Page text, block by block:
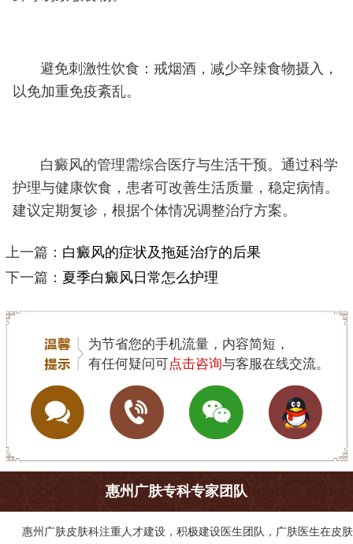
避免刺激性饮食：戒烟酒，减少辛辣食物摄入，
以免加重免疫紊乱。
白癜风的管理需综合医疗与生活干预。通过科学
护理与健康饮食，患者可改善生活质量，稳定病情。
建议定期复诊，根据个体情况调整治疗方案。
上一篇： 白癜风的症状及拖延治疗的后果
下一篇： 夏季白癜风日常怎么护理
为节省您的手机流量，内容简短，
有任何疑问可点击咨询与客服在线交流。
惠州广肤专科专家团队
惠州广肤皮肤科注重人才建设，积极建设医生团队，广肤医生在皮肤